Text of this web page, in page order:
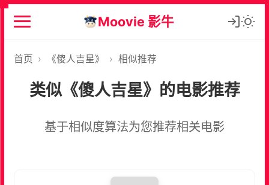
Moovie 影牛
首页 › 《傻人吉星》 › 相似推荐
类似《傻人吉星》的电影推荐
基于相似度算法为您推荐相关电影